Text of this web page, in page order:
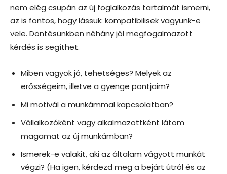
nem elég csupán az új foglalkozás tartalmát ismerni,
az is fontos, hogy lássuk: kompatibilisek vagyunk-e
vele. Döntésünkben néhány jól megfogalmazott
kérdés is segíthet.
Miben vagyok jó, tehetséges? Melyek az
erősségeim, illetve a gyenge pontjaim?
Mi motivál a munkámmal kapcsolatban?
Vállalkozóként vagy alkalmazottként látom
magamat az új munkámban?
Ismerek-e valakit, aki az általam vágyott munkát
végzi? (Ha igen, kérdezd meg a bejárt útról és az